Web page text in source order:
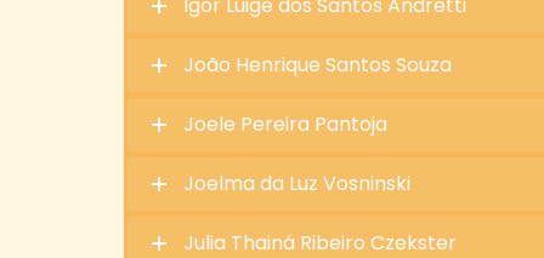
João Henrique Santos Souza
Joele Pereira Pantoja
Joelma da Luz Vosninski
Julia Thainá Ribeiro Czekster